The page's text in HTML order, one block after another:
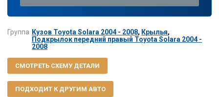
Группа Кузов Toyota Solara 2004 - 2008, Крылья,
Подкрылок передний правый Toyota Solara 2004 -
2008
СМОТРЕТЬ СХЕМУ ДЕТАЛИ
ПОДХОДИТ К ДРУГИМ АВТО